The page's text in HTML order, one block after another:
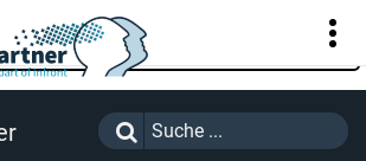
KUNDENPORTAL